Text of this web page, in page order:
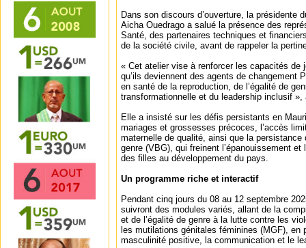
Dans son discours d’ouverture, la présidente
Aicha Ouedrago a salué la présence des
Santé, des partenaires techniques et
de la société civile, avant de rappeler la
« Cet atelier vise à renforcer les capacités de
qu’ils deviennent des agents de changement
en santé de la reproduction, de l’égalité de
transformationnelle et du leadership inclusif »,
Elle a insisté sur les défis persistants en
mariages et grossesses précoces, l’accès
maternelle de qualité, ainsi que la
genre (VBG), qui freinent l’épanouissement
des filles au développement du pays.
Un programme riche et interactif
Pendant cinq jours du 08 au 12 septembre
suivront des modules variés, allant de la
et de l’égalité de genre à la lutte contre les
les mutilations génitales féminines (MGF), en
masculinité positive, la communication et le